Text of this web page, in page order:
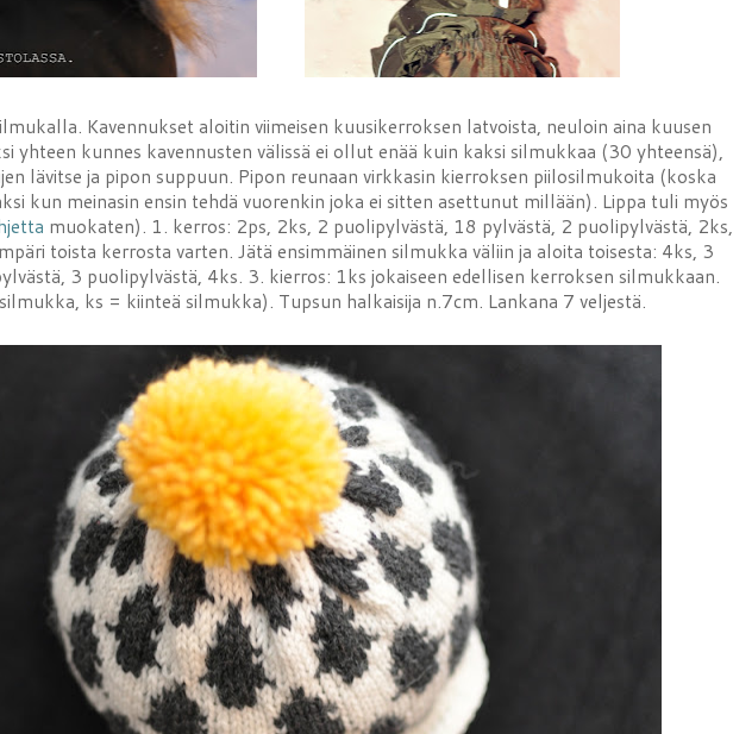
Kavennukset aloitin viimeisen kuusikerroksen latvoista, neuloin aina kuusen
yhteen kunnes kavennusten välissä ei ollut enää kuin kaksi silmukkaa (30 yhteensä),
lävitse ja pipon suppuun. Pipon reunaan virkkasin kierroksen piilosilmukoita (koska
kun meinasin ensin tehdä vuorenkin joka ei sitten asettunut millään). Lippa tuli myös
muokaten). 1. kerros: 2ps, 2ks, 2 puolipylvästä, 18 pylvästä, 2 puolipylvästä, 2ks,
toista kerrosta varten. Jätä ensimmäinen silmukka väliin ja aloita toisesta: 4ks, 3
3 puolipylvästä, 4ks. 3. kierros: 1ks jokaiseen edellisen kerroksen silmukkaan.
ks = kiinteä silmukka). Tupsun halkaisija n.7cm. Lankana 7 veljestä.